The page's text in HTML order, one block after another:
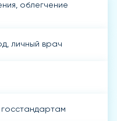
облегчение
личный врач